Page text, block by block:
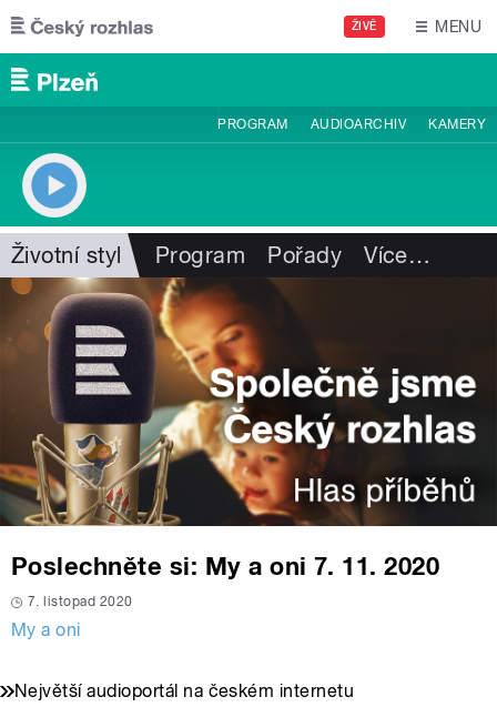
Přejít k hlavnímu obsahu
ŽIVĚ MENU
PROGRAM AUDIOARCHIV KAMERY
Životní styl Program Pořady Více…
Poslechněte si: My a oni 7. 11. 2020
7. listopad 2020
My a oni
Největší audioportál na českém internetu